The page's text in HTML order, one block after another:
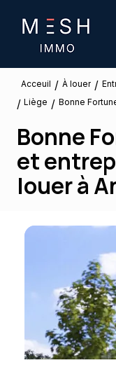
Acceuil / À louer /
/ Liège / Bonne
Bonne
et
louer à